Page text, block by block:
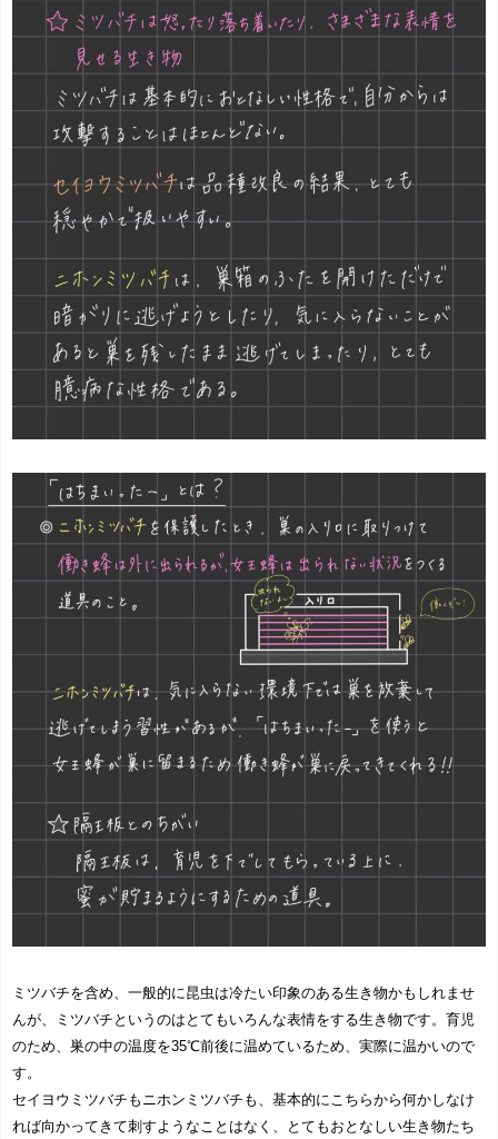
ミツバチを含め、一般的に昆虫は冷たい印象のある生き物かもしれませ
んが、ミツバチというのはとてもいろんな表情をする生き物です。育児
のため、巣の中の温度を35℃前後に温めているため、実際に温かいので
す。
セイヨウミツバチもニホンミツバチも、基本的にこちらから何かしなけ
れば向かってきて刺すようなことはなく、とてもおとなしい生き物たち